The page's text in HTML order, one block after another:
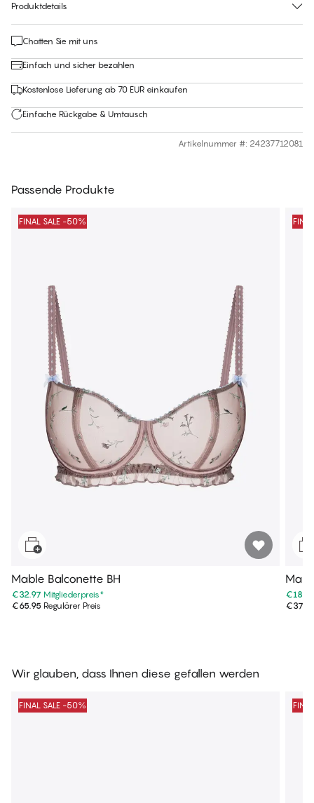
Produktdetails
Chatten Sie mit uns
Einfach und sicher bezahlen
Kostenlose Lieferung ab 70 EUR einkaufen
Einfache Rückgabe & Umtausch
Artikelnummer #: 24237712081
Passende Produkte
FINAL SALE -50%
Mable Balconette BH
€32.97 Mitgliederpreis*
€65.95 Regulärer Preis
€18.97
Wir glauben, dass Ihnen diese gefallen werden
FINAL SALE -50%